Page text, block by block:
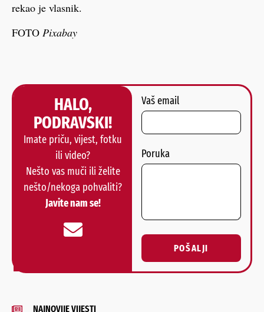
rekao je vlasnik.
FOTO Pixabay
HALO,
PODRAVSKI!
Imate priču, vijest, fotku
ili video?
Nešto vas muči ili želite
nešto/nekoga pohvaliti?
Javite nam se!
Vaš email
Poruka
POŠALJI
Alternative:
NAJNOVIJE VIJESTI